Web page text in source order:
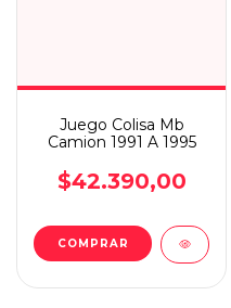
Juego Colisa Mb
Camion 1991 A 1995
$42.390,00